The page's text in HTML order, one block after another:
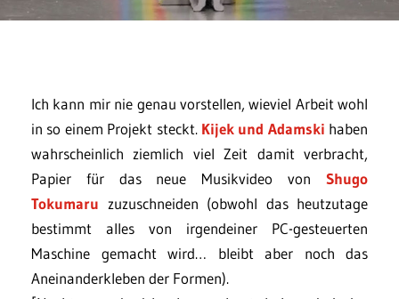
Ich kann mir nie genau vorstellen, wieviel Arbeit wohl
in so einem Projekt steckt. Kijek und Adamski haben
wahrscheinlich ziemlich viel Zeit damit verbracht,
Papier für das neue Musikvideo von Shugo
Tokumaru zuzuschneiden (obwohl das heutzutage
bestimmt alles von irgendeiner PC-gesteuerten
Maschine gemacht wird… bleibt aber noch das
Aneinanderkleben der Formen).